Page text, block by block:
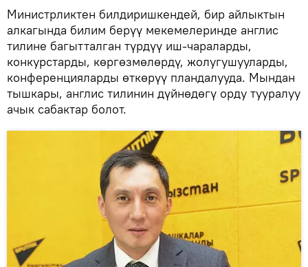
Министрликтен билдиришкендей, бир айлыктын
алкагында билим берүү мекемелеринде англис
тилине багытталган түрдүү иш-чараларды,
конкурстарды, көргөзмөлөрдү, жолугушууларды,
конференцияларды өткөрүү пландалууда. Мындан
тышкары, англис тилинин дүйнөдөгү орду тууралуу
ачык сабактар болот.